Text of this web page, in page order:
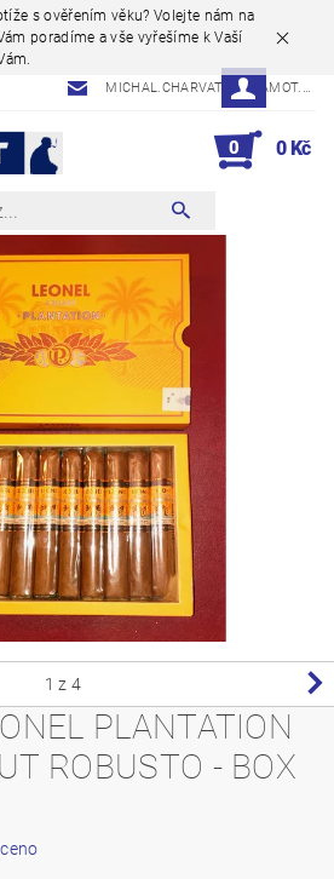
s ověřením věku? Volejte nám na
poradíme a vše vyřešíme k Vaší
MICHAL.CHARVAT@DELAMOT.CZ
0 0 Kč
1 z 4
PLANTATION
ROBUSTO - BOX